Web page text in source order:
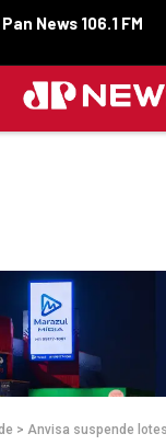
News 106.1 FM
> Anvisa suspende